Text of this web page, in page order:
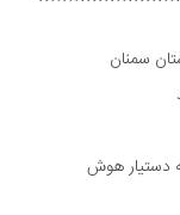
سمنان
دستیار هوش